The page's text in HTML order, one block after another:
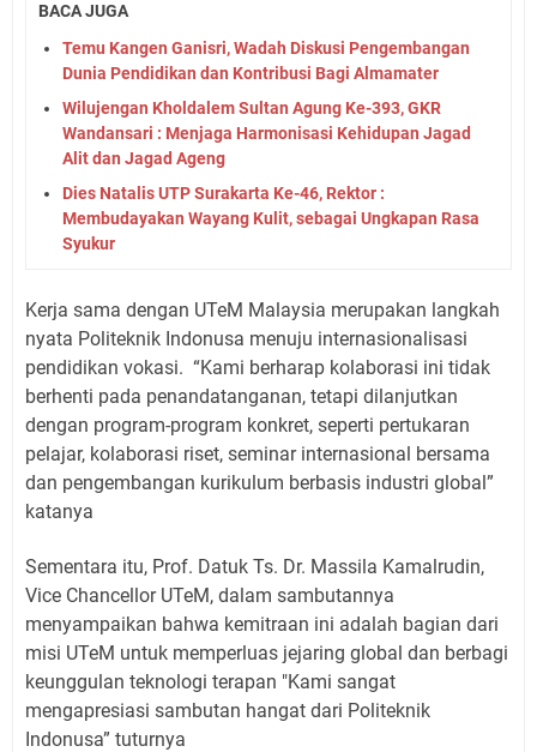
BACA JUGA
Temu Kangen Ganisri, Wadah Diskusi Pengembangan
Dunia Pendidikan dan Kontribusi Bagi Almamater
Wilujengan Kholdalem Sultan Agung Ke-393, GKR
Wandansari : Menjaga Harmonisasi Kehidupan Jagad
Alit dan Jagad Ageng
Dies Natalis UTP Surakarta Ke-46, Rektor :
Membudayakan Wayang Kulit, sebagai Ungkapan Rasa
Syukur
Kerja sama dengan UTeM Malaysia merupakan langkah
nyata Politeknik Indonusa menuju internasionalisasi
pendidikan vokasi. “Kami berharap kolaborasi ini tidak
berhenti pada penandatanganan, tetapi dilanjutkan
dengan program-program konkret, seperti pertukaran
pelajar, kolaborasi riset, seminar internasional bersama
dan pengembangan kurikulum berbasis industri global”
katanya
Sementara itu, Prof. Datuk Ts. Dr. Massila Kamalrudin,
Vice Chancellor UTeM, dalam sambutannya
menyampaikan bahwa kemitraan ini adalah bagian dari
misi UTeM untuk memperluas jejaring global dan berbagi
keunggulan teknologi terapan "Kami sangat
mengapresiasi sambutan hangat dari Politeknik
Indonusa” tuturnya